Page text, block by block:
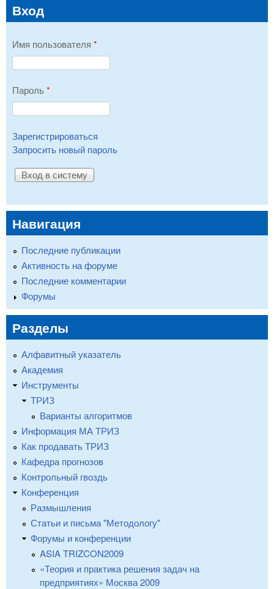
Вход
Имя пользователя *
Пароль *
Зарегистрироваться
Запросить новый пароль
Навигация
Последние публикации
Активность на форуме
Последние комментарии
Форумы
Разделы
Алфавитный указатель
Академия
Инструменты
ТРИЗ
Варианты алгоритмов
Информация МА ТРИЗ
Как продавать ТРИЗ
Кафедра прогнозов
Контрольный гвоздь
Конференция
Размышления
Статьи и письма "Методологу"
Форумы и конференции
ASIA TRIZCON2009
«Теория и практика решения задач на
предприятиях» Москва 2009